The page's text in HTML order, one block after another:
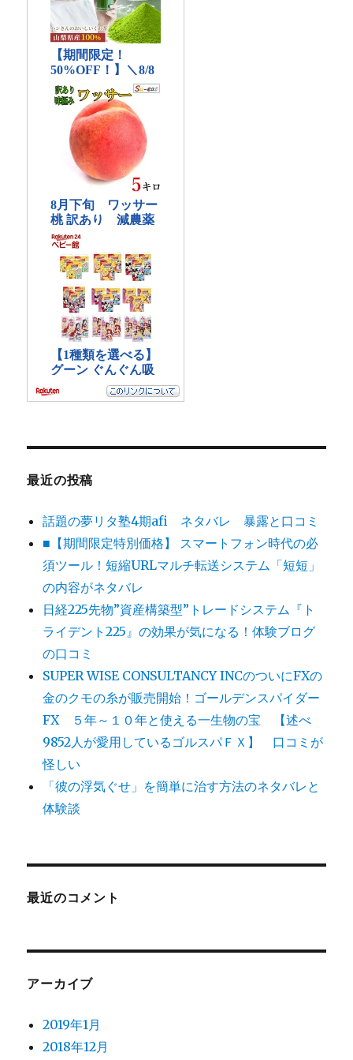
最近の投稿
話題の夢リタ塾4期afi ネタバレ 暴露と口コミ
■【期間限定特別価格】 スマートフォン時代の必
須ツール！短縮URLマルチ転送システム「短短」
の内容がネタバレ
日経225先物”資産構築型”トレードシステム『ト
ライデント225』の効果が気になる！体験ブログ
の口コミ
SUPER WISE CONSULTANCY INCのついにFXの
金のクモの糸が販売開始！ゴールデンスパイダー
FX ５年～１０年と使える一生物の宝 【述べ
9852人が愛用しているゴルスパＦＸ】 口コミが
怪しい
「彼の浮気ぐせ」を簡単に治す方法のネタバレと
体験談
最近のコメント
アーカイブ
2019年1月
2018年12月